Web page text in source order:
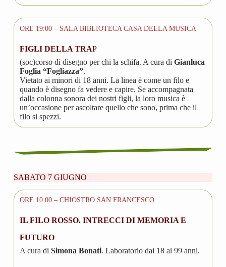
ORE 19:00 – SALA BIBLIOTECA CASA DELLA MUSICA
FIGLI DELLA TRAP
(soc)corso di disegno per chi la schifa. A cura di Gianluca
Foglia “Fogliazza”.
Vietato ai minori di 18 anni. La linea è come un filo e
quando è disegno fa vedere e capire. Se accompagnata
dalla colonna sonora dei nostri figli, la loro musica è
un’occasione per ascoltare quello che sono, prima che il
filo si spezzi.
SABATO 7 GIUGNO
ORE 10:00 – CHIOSTRO SAN FRANCESCO
IL FILO ROSSO. INTRECCI DI MEMORIA E
FUTURO
A cura di Simona Bonati. Laboratorio dai 18 ai 99 anni.